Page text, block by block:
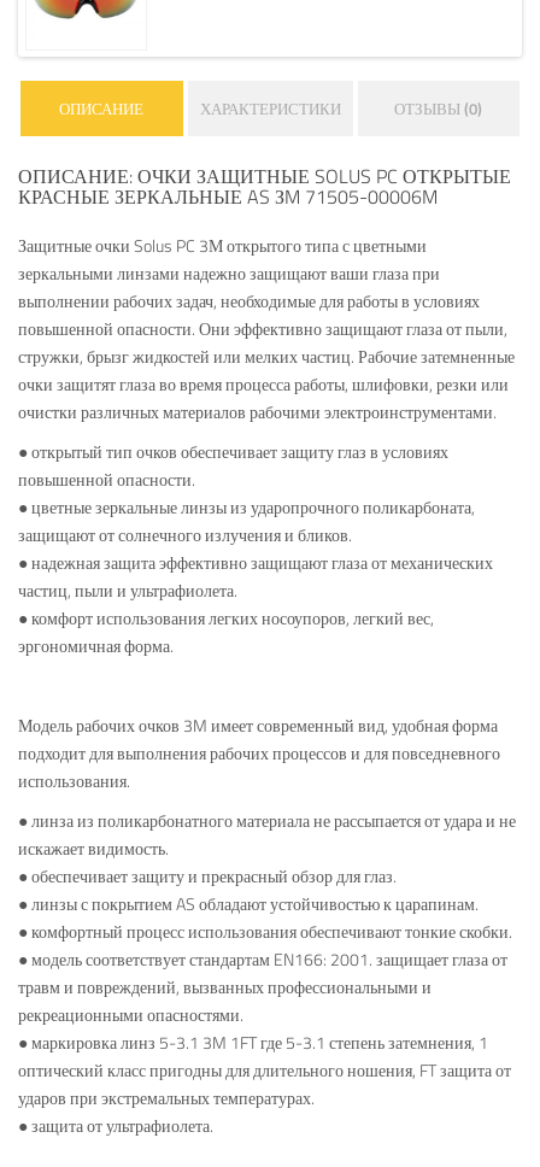
ОПИСАНИЕ ХАРАКТЕРИСТИКИ ОТЗЫВЫ (0)
ОПИСАНИЕ: ОЧКИ ЗАЩИТНЫЕ SOLUS PC ОТКРЫТЫЕ
КРАСНЫЕ ЗЕРКАЛЬНЫЕ AS ЗM 71505-00006M
Защитные очки Solus PC 3М открытого типа с цветными
зеркальными линзами надежно защищают ваши глаза при
выполнении рабочих задач, необходимые для работы в условиях
повышенной опасности. Они эффективно защищают глаза от пыли,
стружки, брызг жидкостей или мелких частиц. Рабочие затемненные
очки защитят глаза во время процесса работы, шлифовки, резки или
очистки различных материалов рабочими электроинструментами.
● открытый тип очков обеспечивает защиту глаз в условиях
повышенной опасности.
● цветные зеркальные линзы из ударопрочного поликарбоната,
защищают от солнечного излучения и бликов.
● надежная защита эффективно защищают глаза от механических
частиц, пыли и ультрафиолета.
● комфорт использования легких носоупоров, легкий вес,
эргономичная форма.
Модель рабочих очков 3M имеет современный вид, удобная форма
подходит для выполнения рабочих процессов и для повседневного
использования.
● линза из поликарбонатного материала не рассыпается от удара и не
искажает видимость.
● обеспечивает защиту и прекрасный обзор для глаз.
● линзы с покрытием AS обладают устойчивостью к царапинам.
● комфортный процесс использования обеспечивают тонкие скобки.
● модель соответствует стандартам EN166: 2001. защищает глаза от
травм и повреждений, вызванных профессиональными и
рекреационными опасностями.
● маркировка линз 5-3.1 3M 1FT где 5-3.1 степень затемнения, 1
оптический класс пригодны для длительного ношения, FT защита от
ударов при экстремальных температурах.
● защита от ультрафиолета.